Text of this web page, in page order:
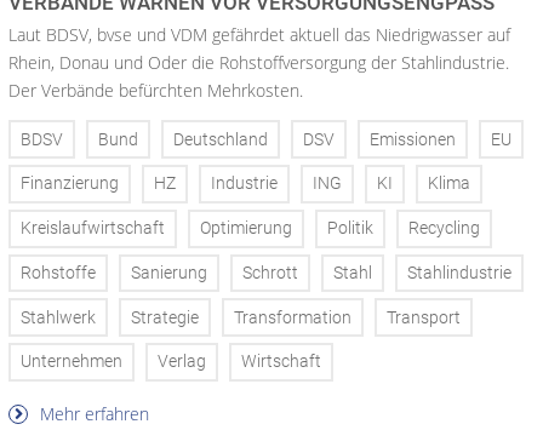
Laut BDSV, bvse und VDM gefährdet aktuell das Niedrigwasser auf
Rhein, Donau und Oder die Rohstoffversorgung der Stahlindustrie.
Der Verbände befürchten Mehrkosten.
BDSV Bund Deutschland DSV Emissionen EU
Finanzierung HZ Industrie ING KI Klima
Kreislaufwirtschaft Optimierung Politik Recycling
Rohstoffe Sanierung Schrott Stahl Stahlindustrie
Stahlwerk Strategie Transformation Transport
Unternehmen Verlag Wirtschaft
Mehr erfahren